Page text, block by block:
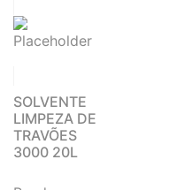
SOLVENTE
LIMPEZA DE
TRAVÕES
3000 20L